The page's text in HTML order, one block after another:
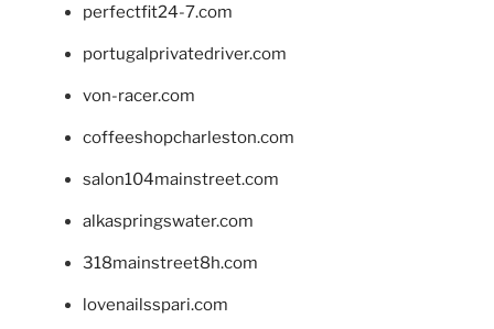
perfectfit24-7.com
portugalprivatedriver.com
von-racer.com
coffeeshopcharleston.com
salon104mainstreet.com
alkaspringswater.com
318mainstreet8h.com
lovenailsspari.com